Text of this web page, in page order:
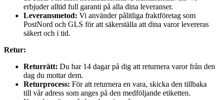
erbjuder alltid full garanti på alla dina leveranser.
Leveransmetod: Vi använder pålitliga fraktföretag som
PostNord och GLS för att säkerställa att dina varor levereras
säkert och i tid.
Retur:
Returrätt: Du har 14 dagar på dig att returnera varor från den
dag du mottar dem.
Returprocess: För att returnera en vara, skicka den tillbaka
till vår adress som anges på den medföljande etiketten.